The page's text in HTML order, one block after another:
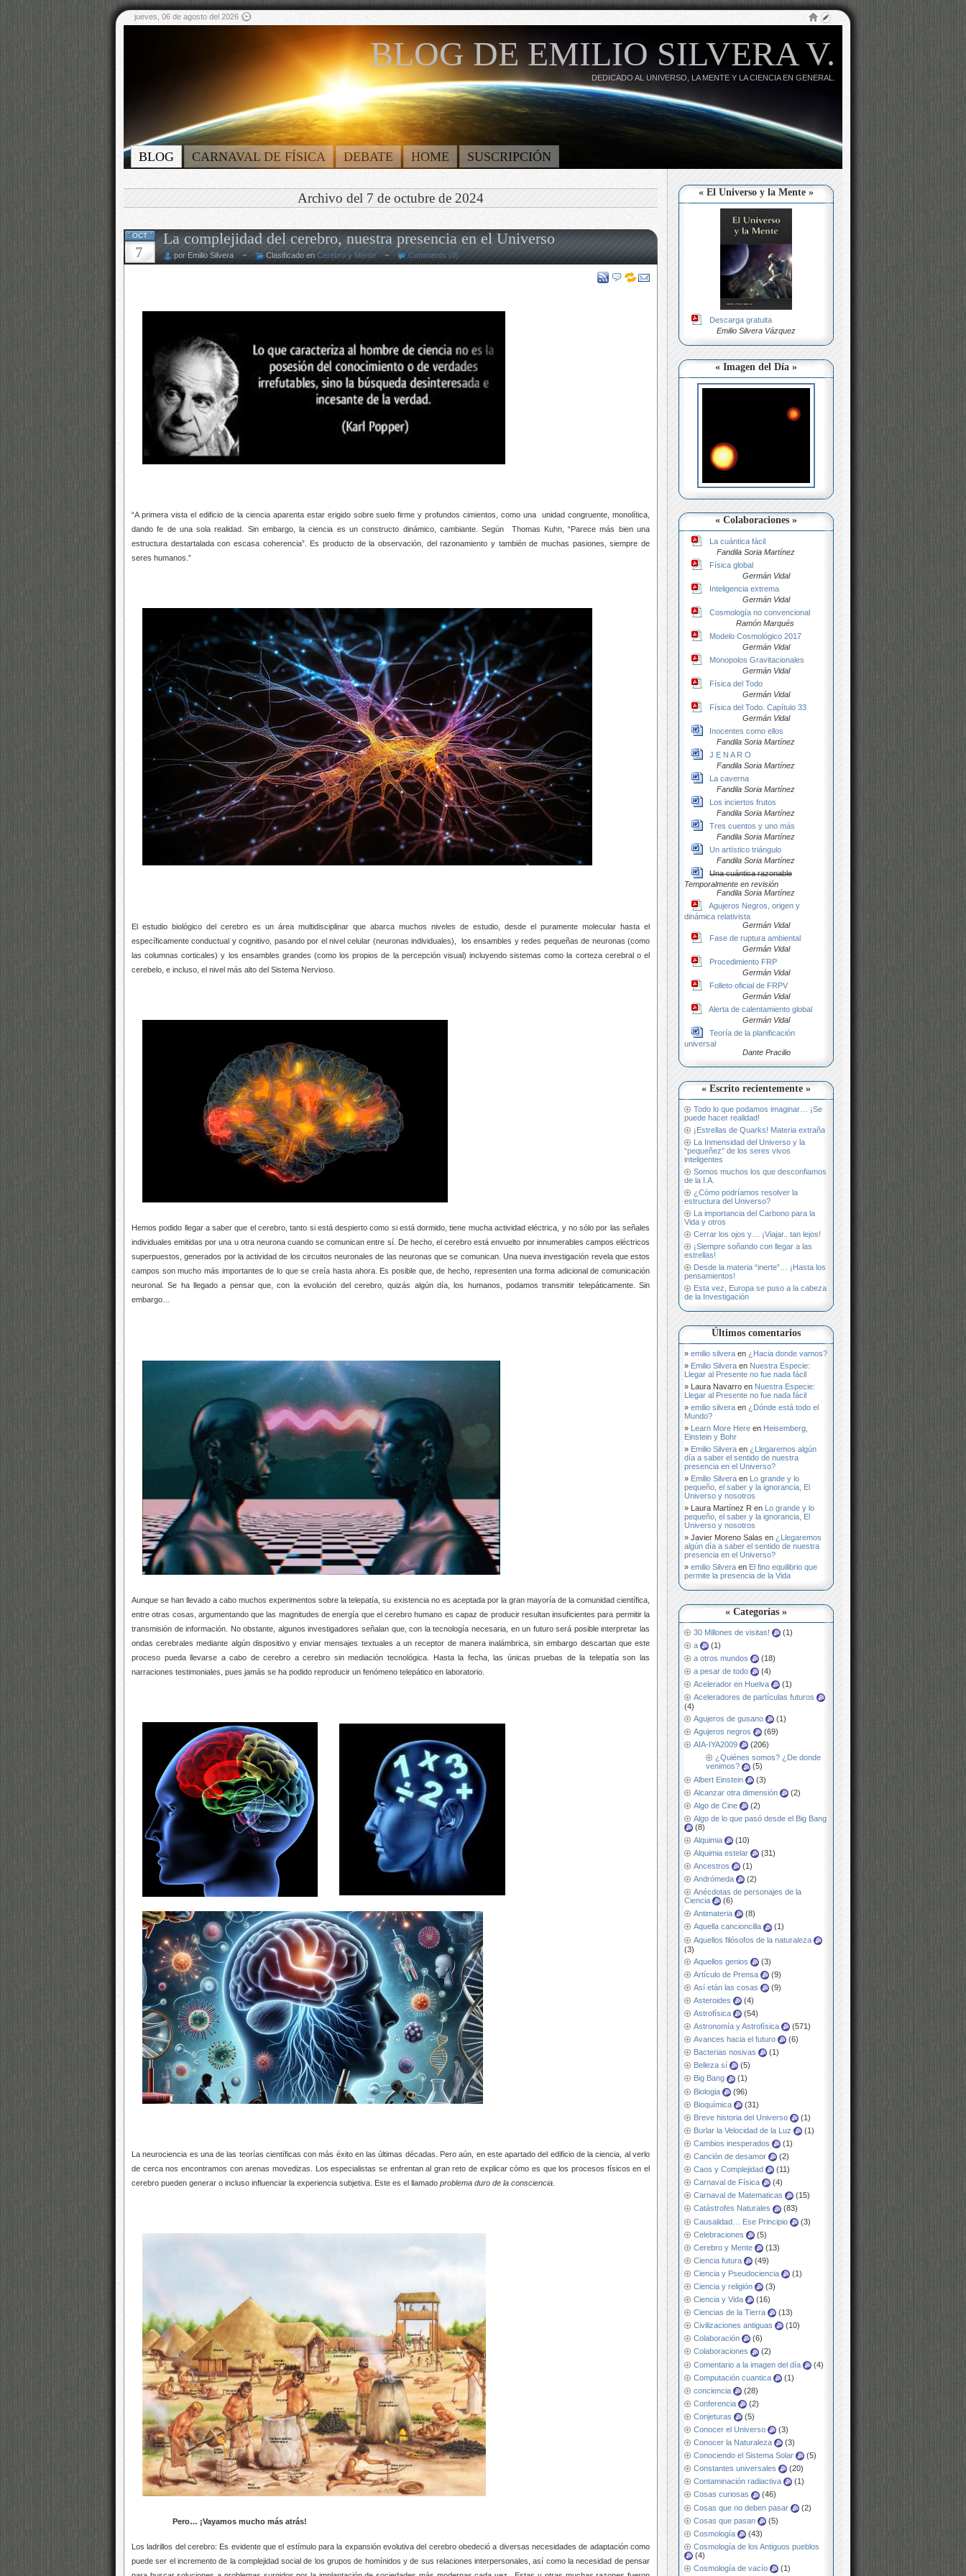
jueves, 06 de agosto del 2026
BLOG DE EMILIO SILVERA V.
DEDICADO AL UNIVERSO, LA MENTE Y LA CIENCIA EN GENERAL.
BLOG CARNAVAL DE FÍSICA DEBATE HOME SUSCRIPCIÓN
« El Universo y la Mente »
Descarga gratuita
Emilio Silvera Vázquez
« Imagen del Día »
« Colaboraciones »
La cuántica fácil
Fandila Soria Martínez
Física global
Germán Vidal
Inteligencia extrema
Germán Vidal
Cosmología no convencional
Ramón Marqués
Modelo Cosmológico 2017
Germán Vidal
Monopolos Gravitacionales
Germán Vidal
Física del Todo
Germán Vidal
Física del Todo. Capítulo 33
Germán Vidal
Inocentes como ellos
Fandila Soria Martínez
J E N A R O
Fandila Soria Martínez
La caverna
Fandila Soria Martínez
Los inciertos frutos
Fandila Soria Martínez
Tres cuentos y uno más
Fandila Soria Martínez
Un artístico triángulo
Fandila Soria Martínez
Una cuántica razonable
Temporalmente en revisión
Fandila Soria Martínez
Agujeros Negros, origen y
dinámica relativista
Germán Vidal
Fase de ruptura ambiental
Germán Vidal
Procedimiento FRP
Germán Vidal
Folleto oficial de FRPV
Germán Vidal
Alerta de calentamiento global
Germán Vidal
Teoría de la planificación
universal
Dante Pracilio
« Escrito recientemente »
Todo lo que podamos imaginar… ¡Se
puede hacer realidad!
¡Estrellas de Quarks! Materia extraña
La Inmensidad del Universo y la
“pequeñez” de los seres vivos
inteligentes
Somos muchos los que desconfiamos
de la I.A.
¿Cómo podríamos resolver la
estructura del Universo?
La importancia del Carbono para la
Vida y otros
Cerrar los ojos y… ¡Viajar.. tan lejos!
¡Siempre soñando con llegar a las
estrellas!
Desde la materia “inerte”… ¡Hasta los
pensamientos!
Esta vez, Europa se puso a la cabeza
de la Investigación
Últimos comentarios
emilio silvera en ¿Hacia donde vamos?
Emilio Silvera en Nuestra Especie:
Llegar al Presente no fue nada fácil
Laura Navarro en Nuestra Especie:
Llegar al Presente no fue nada fácil
emilio silvera en ¿Dónde está todo el
Mundo?
Learn More Here en Heisemberg,
Einstein y Bohr
Emilio Silvera en ¿Llegaremos algún
día a saber el sentido de nuestra
presencia en el Universo?
Emilio Silvera en Lo grande y lo
pequeño, el saber y la ignorancia, El
Universo y nosotros
Laura Martínez R en Lo grande y lo
pequeño, el saber y la ignorancia, El
Universo y nosotros
Javier Moreno Salas en ¿Llegaremos
algún día a saber el sentido de nuestra
presencia en el Universo?
emilio Silvera en El fino equilibrio que
permite la presencia de la Vida
« Categorías »
30 Millones de visitas!
(1)
a
(1)
a otros mundos
(18)
a pesar de todo
(4)
Acelerador en Huelva
(1)
Aceleradores de partículas futuros
(4)
Agujeros de gusano
(1)
Agujeros negros
(69)
AIA-IYA2009
(206)
¿Quiénes somos? ¿De donde
venimos?
(5)
Albert Einstein
(3)
Alcanzar otra dimensión
(2)
Algo de Cine
(2)
Algo de lo que pasó desde el Big Bang
(8)
Alquimia
(10)
Alquimia estelar
(31)
Ancestros
(1)
Andrómeda
(2)
Anécdotas de personajes de la
Ciencia
(6)
Antimateria
(8)
Aquella cancioncilla
(1)
Aquellos filósofos de la naturaleza
(3)
Aquellos genios
(3)
Artículo de Prensa
(9)
Así etán las cosas
(9)
Asteroides
(4)
Astrofísica
(54)
Astronomía y Astrofísica
(571)
Avances hacia el futuro
(6)
Bacterias nosivas
(1)
Belleza sí
(5)
Big Bang
(1)
Biologia
(96)
Bioquímica
(31)
Breve historia del Universo
(1)
Burlar la Velocidad de la Luz
(1)
Cambios inesperados
(1)
Canción de desamor
(2)
Caos y Complejidad
(11)
Carnaval de Física
(4)
Carnaval de Matematicas
(15)
Catástrofes Naturales
(83)
Causalidad… Ese Principio
(3)
Celebraciones
(5)
Cerebro y Mente
(13)
Ciencia futura
(49)
Ciencia y Pseudociencia
(1)
Ciencia y religión
(3)
Ciencia y Vida
(16)
Ciencias de la Tierra
(13)
Civilizaciones antiguas
(10)
Colaboración
(6)
Colaboraciones
(2)
Comentario a la imagen del día
(4)
Computación cuantica
(1)
conciencia
(28)
Conferencia
(2)
Conjeturas
(5)
Conocer el Universo
(3)
Conocer la Naturaleza
(3)
Conociendo el Sistema Solar
(5)
Constantes universales
(20)
Contaminación radiactiva
(1)
Cosas curiosas
(46)
Cosas que no deben pasar
(2)
Cosas que pasan
(5)
Cosmología
(43)
Cosmología de los Antiguos pueblos
(4)
Cosmología de vacío
(1)
Archivo del 7 de octubre de 2024
OCT
7
La complejidad del cerebro, nuestra presencia en el Universo
por Emilio Silvera ~ Clasificado en Cerebro y Mente~ Comments (0)
“A primera vista el edificio de la ciencia aparenta estar erigido sobre suelo firme y profundos cimientos, como una unidad congruente, monolítica,
dando fe de una sola realidad. Sin embargo, la ciencia es un constructo dinámico, cambiante. Según Thomas Kuhn, “Parece más bien una
estructura destartalada con escasa coherencia”. Es producto de la observación, del razonamiento y también de muchas pasiones, siempre de
seres humanos.”
El estudio biológico del cerebro es un área multidisciplinar que abarca muchos niveles de estudio, desde el puramente molecular hasta el
específicamente conductual y cognitivo, pasando por el nivel celular (neuronas individuales), los ensambles y redes pequeñas de neuronas (como
las columnas corticales) y los ensambles grandes (como los propios de la percepción visual) incluyendo sistemas como la corteza cerebral o el
cerebelo, e incluso, el nivel más alto del Sistema Nervioso.
Hemos podido llegar a saber que el cerebro, tanto si está despierto como si está dormido, tiene mucha actividad eléctrica, y no sólo por las señales
individuales emitidas por una u otra neurona cuando se comunican entre sí. De hecho, el cerebro está envuelto por innumerables campos eléctricos
superpuestos, generados por la actividad de los circuitos neuronales de las neuronas que se comunican. Una nueva investigación revela que estos
campos son mucho más importantes de lo que se creía hasta ahora. Es posible que, de hecho, representen una forma adicional de comunicación
neuronal. Se ha llegado a pensar que, con la evolución del cerebro, quizás algún día, los humanos, podamos transmitir telepáticamente. Sin
embargo…
Aunque se han llevado a cabo muchos experimentos sobre la telepatía, su existencia no es aceptada por la gran mayoría de la comunidad científica,
entre otras cosas, argumentando que las magnitudes de energía que el cerebro humano es capaz de producir resultan insuficientes para permitir la
transmisión de información. No obstante, algunos investigadores señalan que, con la tecnología necesaria, en un futuro será posible interpretar las
ondas cerebrales mediante algún dispositivo y enviar mensajes textuales a un receptor de manera inalámbrica, sin embargo descartan que este
proceso pueda llevarse a cabo de cerebro a cerebro sin mediación tecnológica. Hasta la fecha, las únicas pruebas de la telepatía son las
narraciones testimoniales, pues jamás se ha podido reproducir un fenómeno telepático en laboratorio.
La neurociencia es una de las teorías científicas con más éxito en las últimas décadas. Pero aún, en este apartado del edificio de la ciencia, al verlo
de cerca nos encontramos con arenas movedizas. Los especialistas se enfrentan al gran reto de explicar cómo es que los procesos físicos en el
cerebro pueden generar o incluso influenciar la experiencia subjetiva. Este es el llamado problema duro de la consciencia
Pero… ¡Vayamos mucho más atrás!
Los ladrillos del cerebro: Es evidente que el estímulo para la expansión evolutiva del cerebro obedeció a diversas necesidades de adaptación como
puede ser el incremento de la complejidad social de los grupos de homínidos y de sus relaciones interpersonales, así como la necesidad de pensar